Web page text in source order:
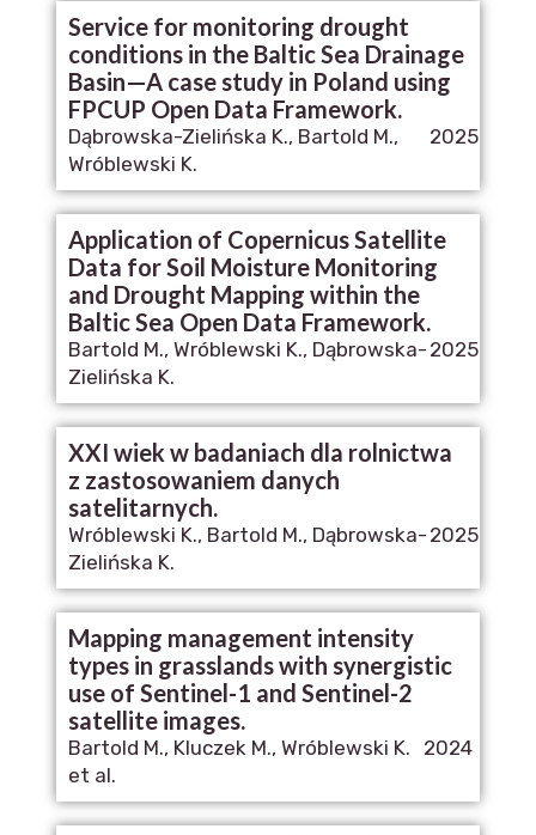
Service for monitoring drought
conditions in the Baltic Sea Drainage
Basin—A case study in Poland using
FPCUP Open Data Framework.
Dąbrowska-Zielińska K., Bartold M.,
Wróblewski K.
2025
Application of Copernicus Satellite
Data for Soil Moisture Monitoring
and Drought Mapping within the
Baltic Sea Open Data Framework.
Bartold M., Wróblewski K., Dąbrowska-
Zielińska K.
2025
XXI wiek w badaniach dla rolnictwa
z zastosowaniem danych
satelitarnych.
Wróblewski K., Bartold M., Dąbrowska-
Zielińska K.
2025
Mapping management intensity
types in grasslands with synergistic
use of Sentinel-1 and Sentinel-2
satellite images.
Bartold M., Kluczek M., Wróblewski K.
et al.
2024